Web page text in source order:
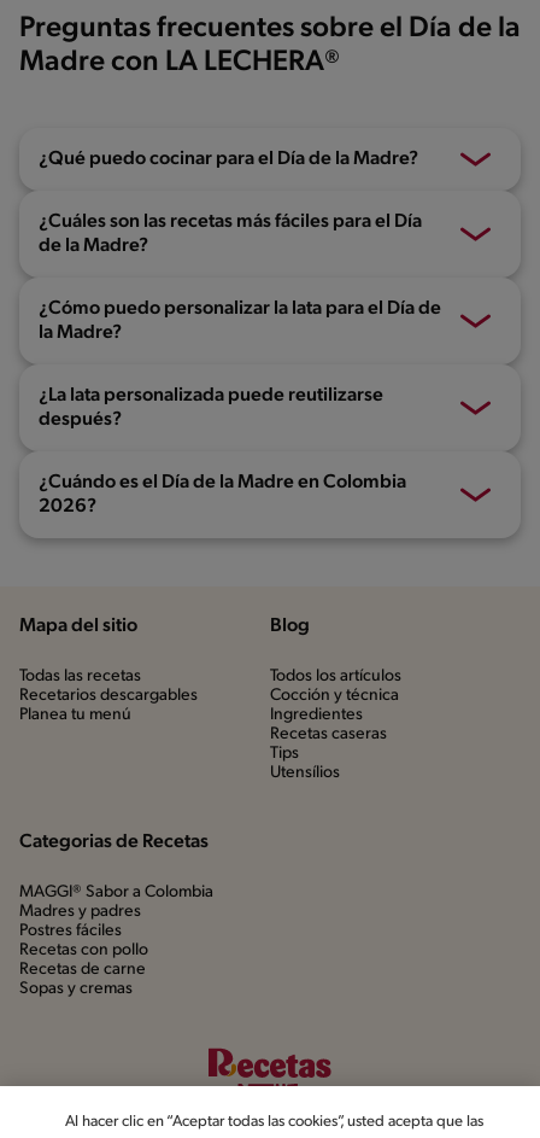
Preguntas frecuentes sobre el Día de la
Madre con LA LECHERA®
¿Qué puedo cocinar para el Día de la Madre?
¿Cuáles son las recetas más fáciles para el Día
de la Madre?
¿Cómo puedo personalizar la lata para el Día de
la Madre?
¿La lata personalizada puede reutilizarse
después?
¿Cuándo es el Día de la Madre en Colombia
2026?
Mapa del sitio
Todas las recetas
Recetarios descargables
Planea tu menú
Blog
Todos los artículos
Cocción y técnica
Ingredientes
Recetas caseras
Tips
Utensílios
Categorias de Recetas
MAGGI® Sabor a Colombia
Madres y padres
Postres fáciles
Recetas con pollo
Recetas de carne
Sopas y cremas
Al hacer clic en “Aceptar todas las cookies”, usted acepta que las